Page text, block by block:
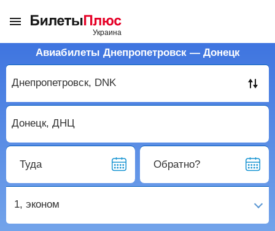
Авиабилеты Днепропетровск — Донецк
Туда Обратно?
1, эконом